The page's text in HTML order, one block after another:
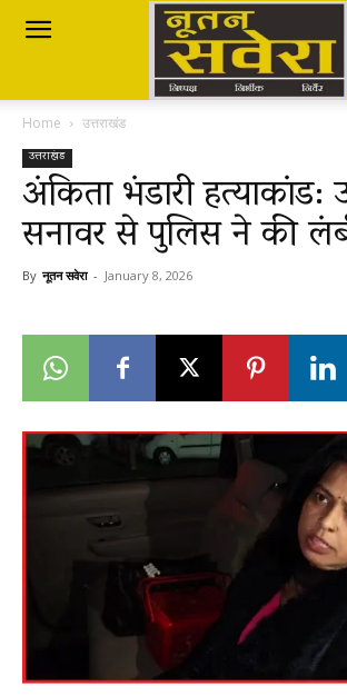
Nutan
Savera
नूतन
Home उत्तराखंड
उत्तराखंड
अंकिता भंडारी हत्याकांड:
सनावर से पुलिस ने की
By नूतन सवेरा - January 8, 2026